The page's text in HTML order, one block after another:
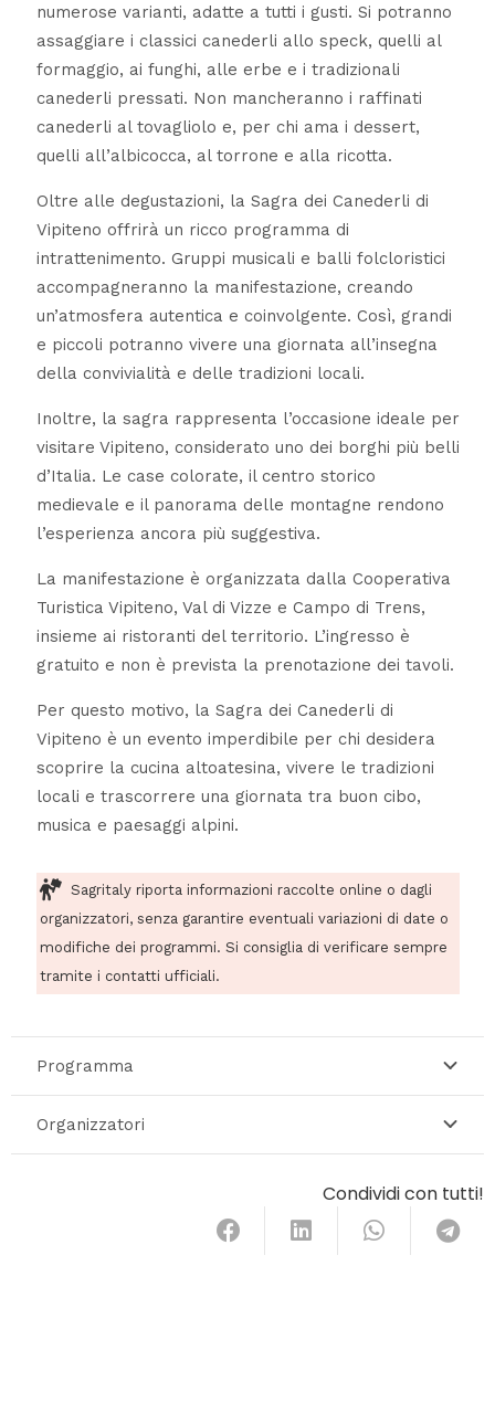
numerose varianti, adatte a tutti i gusti. Si potranno
assaggiare i classici canederli allo speck, quelli al
formaggio, ai funghi, alle erbe e i tradizionali
canederli pressati. Non mancheranno i raffinati
canederli al tovagliolo e, per chi ama i dessert,
quelli all’albicocca, al torrone e alla ricotta.
Oltre alle degustazioni, la Sagra dei Canederli di
Vipiteno offrirà un ricco programma di
intrattenimento. Gruppi musicali e balli folcloristici
accompagneranno la manifestazione, creando
un’atmosfera autentica e coinvolgente. Così, grandi
e piccoli potranno vivere una giornata all’insegna
della convivialità e delle tradizioni locali.
Inoltre, la sagra rappresenta l’occasione ideale per
visitare Vipiteno, considerato uno dei borghi più belli
d’Italia. Le case colorate, il centro storico
medievale e il panorama delle montagne rendono
l’esperienza ancora più suggestiva.
La manifestazione è organizzata dalla Cooperativa
Turistica Vipiteno, Val di Vizze e Campo di Trens,
insieme ai ristoranti del territorio. L’ingresso è
gratuito e non è prevista la prenotazione dei tavoli.
Per questo motivo, la Sagra dei Canederli di
Vipiteno è un evento imperdibile per chi desidera
scoprire la cucina altoatesina, vivere le tradizioni
locali e trascorrere una giornata tra buon cibo,
musica e paesaggi alpini.
Sagritaly riporta informazioni raccolte online o dagli
organizzatori, senza garantire eventuali variazioni di date o
modifiche dei programmi. Si consiglia di verificare sempre
tramite i contatti ufficiali.
Programma
Organizzatori
Condividi con tutti!